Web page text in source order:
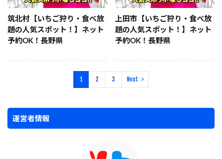
筑北村【いちご狩り・食べ放
題の人気スポット！】ネット
予約OK！長野県
上田市【いちご狩り・食べ放
題の人気スポット！】ネット
予約OK！長野県
1 2 3 Next
運営者情報